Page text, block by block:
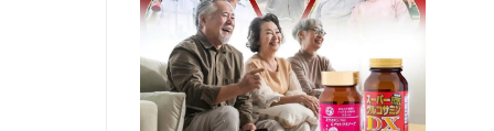
biến
chứng
và
phòng
ngừa